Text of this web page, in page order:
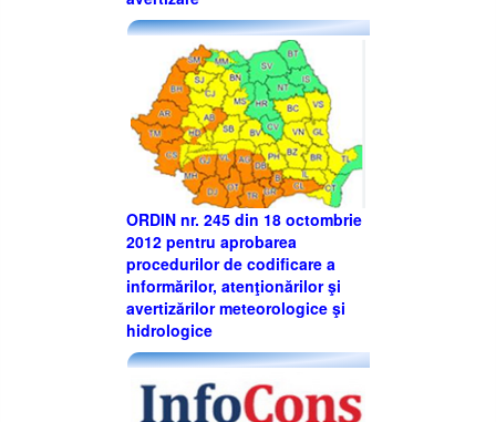
ORDIN nr. 245 din 18 octombrie
2012 pentru aprobarea
procedurilor de codificare a
informărilor, atenţionărilor şi
avertizărilor meteorologice şi
hidrologice